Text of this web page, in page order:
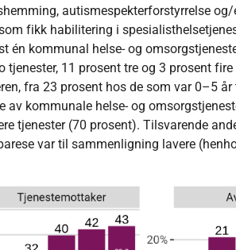
autismespekterforstyrrelse og/
fikk habilitering i
én kommunal helse- og
tjenester, 11 prosent tre og 3 prosent
fra 23 prosent hos de som var 0–5
av kommunale helse- og
tjenester (70 prosent). Tilsvarende
var til sammenligning lavere